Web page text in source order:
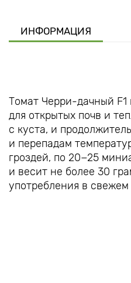
ИНФОРМАЦИЯ
Томат Черри-дачный
для открытых почв и
с куста, и
и перепадам
гроздей, по 20−25
и весит не более 30
употребления в